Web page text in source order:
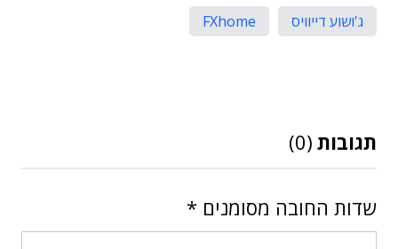
ג'ושוע דייוויס FXhome
תגובות (0)
שדות החובה מסומנים *